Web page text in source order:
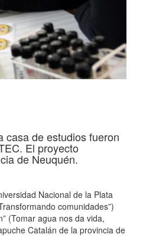
casa de estudios fueron
El proyecto
de Neuquén.
Nacional de la Plata
comunidades”)
(Tomar agua nos da vida,
Catalán de la provincia de